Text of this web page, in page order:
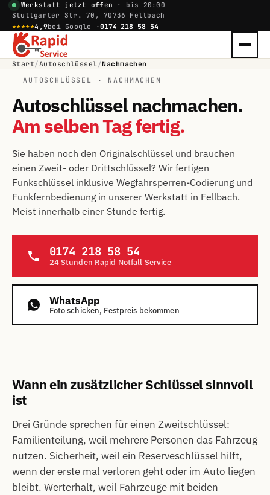
Werkstatt jetzt offen · bis 20:00
Stuttgarter Str. 70, 70736 Fellbach
★★★★★4,9bei Google ·0174 218 58 54
Start/Autoschlüssel/Nachmachen
AUTOSCHLÜSSEL · NACHMACHEN
Autoschlüssel nachmachen.
Am selben Tag fertig.
Sie haben noch den Originalschlüssel und brauchen
einen Zweit- oder Drittschlüssel? Wir fertigen
Funkschlüssel inklusive Wegfahrsperren-Codierung und
Funkfernbedienung in unserer Werkstatt in Fellbach.
Meist innerhalb einer Stunde fertig.
0174 218 58 54
24 Stunden Rapid Notfall Service
WhatsApp
Foto schicken, Festpreis bekommen
Wann ein zusätzlicher Schlüssel sinnvoll
ist
Drei Gründe sprechen für einen Zweitschlüssel:
Familienteilung, weil mehrere Personen das Fahrzeug
nutzen. Sicherheit, weil ein Reserveschlüssel hilft,
wenn der erste mal verloren geht oder im Auto liegen
bleibt. Werterhalt, weil Fahrzeuge mit beiden